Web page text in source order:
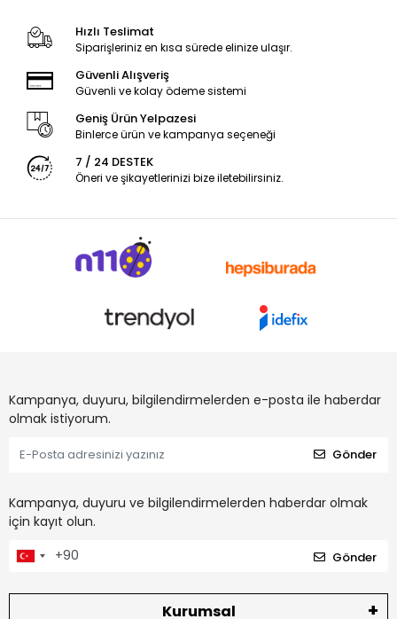
Hızlı Teslimat
Siparişleriniz en kısa sürede elinize ulaşır.
Güvenli Alışveriş
Güvenli ve kolay ödeme sistemi
Geniş Ürün Yelpazesi
Binlerce ürün ve kampanya seçeneği
7 / 24 DESTEK
Öneri ve şikayetlerinizi bize iletebilirsiniz.
Kampanya, duyuru, bilgilendirmelerden e-posta ile haberdar
olmak istiyorum.
Gönder
Kampanya, duyuru ve bilgilendirmelerden haberdar olmak
için kayıt olun.
Gönder
Kurumsal